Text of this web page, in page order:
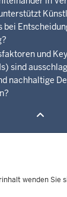
bei
und
sind
nachhaltige
wenden Sie